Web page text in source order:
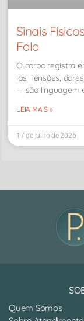
Sinais
Fala
O corpo registra
las. Tensões,
— são linguagem
LEIA MAIS »
17 de julho de 2026
Quem Somos